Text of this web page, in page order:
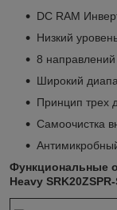
DC RAM
Низкий
8
Широкий
Принцип трех
Самоочистка
Функциональные
Heavy